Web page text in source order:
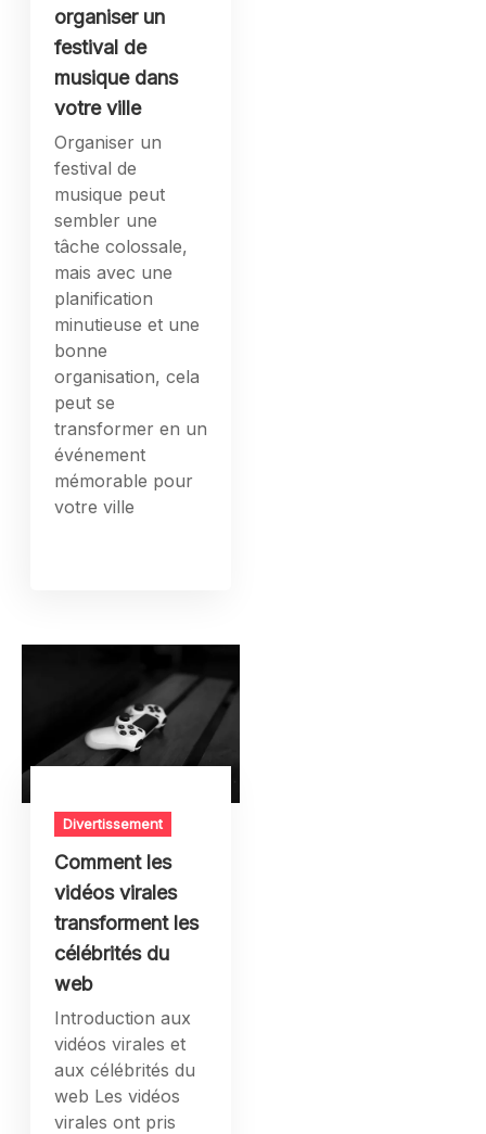
organiser un
festival de
musique dans
votre ville
Organiser un
festival de
musique peut
sembler une
tâche colossale,
mais avec une
planification
minutieuse et une
bonne
organisation, cela
peut se
transformer en un
événement
mémorable pour
votre ville
Divertissement
Comment les
vidéos virales
transforment les
célébrités du
web
Introduction aux
vidéos virales et
aux célébrités du
web Les vidéos
virales ont pris